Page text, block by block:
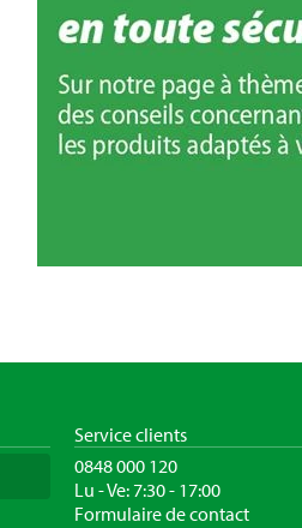
Service clients
0848 000 120
Lu - Ve: 7:30 - 17:00
Formulaire de contact